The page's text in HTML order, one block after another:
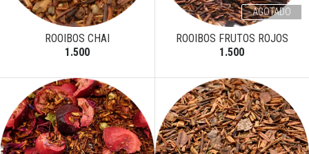
ROOIBOS CHAI
1.500
AGOTADO
ROOIBOS FRUTOS ROJOS
1.500